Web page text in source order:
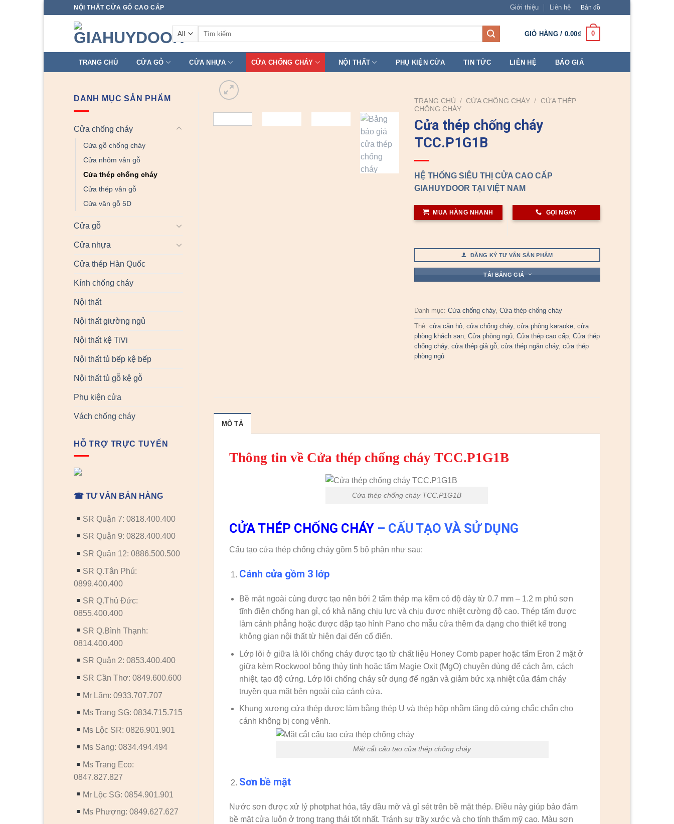
NỘI THẤT CỬA GỖ CAO CẤP Giới thiệu Liên hệ Bản đồ
Tìm
GIỎ HÀNG / 0.00₫ 0
TRANG CHỦ CỬA GỖ CỬA NHỰA CỬA CHỐNG CHÁY NỘI THẤT PHỤ KIỆN CỬA TIN TỨC LIÊN HỆ BÁO GIÁ
DANH MỤC SẢN PHẨM
Cửa chống cháy
Cửa gỗ chống cháy
Cửa nhôm vân gỗ
Cửa thép chống cháy
Cửa thép vân gỗ
Cửa vân gỗ 5D
Cửa gỗ
Cửa nhựa
Cửa thép Hàn Quốc
Kính chống cháy
Nội thất
Nội thất giường ngủ
Nội thất kệ TiVi
Nội thất tủ bếp kệ bếp
Nội thất tủ gỗ kệ gỗ
Phụ kiện cửa
Vách chống cháy
HỖ TRỢ TRỰC TUYẾN
☎ TƯ VẤN BÁN HÀNG
SR Quận 7: 0818.400.400
SR Quận 9: 0828.400.400
SR Quận 12: 0886.500.500
SR Q.Tân Phú:
0899.400.400
SR Q.Thủ Đức:
0855.400.400
SR Q.Bình Thạnh:
0814.400.400
SR Quận 2: 0853.400.400
SR Cần Thơ: 0849.600.600
Mr Lãm: 0933.707.707
Ms Trang SG: 0834.715.715
Ms Lộc SR: 0826.901.901
Ms Sang: 0834.494.494
Ms Trang Eco:
0847.827.827
Mr Lộc SG: 0854.901.901
Ms Phượng: 0849.627.627
TRANG CHỦ / CỬA CHỐNG CHÁY / CỬA THÉP
CHỐNG CHÁY
Cửa thép chống cháy
TCC.P1G1B
HỆ THỐNG SIÊU THỊ CỬA CAO CẤP
GIAHUYDOOR TẠI VIỆT NAM
MUA HÀNG NHANH GỌI NGAY
ĐĂNG KÝ TƯ VẤN SẢN PHẨM
TẢI BẢNG GIÁ
Danh mục:Cửa chống cháy,Cửa thép chống cháy
Thẻ:cửa căn hộ ,cửa chống cháy,cửa phòng karaoke ,cửa
phòng khách sạn ,Cửa phòng ngủ ,Cửa thép cao cấp ,Cửa thép
chống cháy,cửa thép giả gỗ ,cửa thép ngăn cháy,cửa thép
phòng ngủ
MÔ TẢ
Thông tin về Cửa thép chống cháy TCC.P1G1B
Cửa thép chống cháy TCC.P1G1B
CỬA THÉP CHỐNG CHÁY– CẤU TẠO VÀ SỬ DỤNG
Cấu tạo cửa thép chống cháy gồm 5 bộ phận như sau:
Cánh cửa gồm 3 lớp
Bề mặt ngoài cùng được tạo nên bởi 2 tấm thép mạ kẽm có độ dày từ 0.7 mm – 1.2 m phủ sơn
tĩnh điện chống han gỉ, có khả năng chịu lực và chịu được nhiệt cường độ cao. Thép tấm được
làm cánh phẳng hoặc được dập tạo hình Pano cho mẫu cửa thêm đa dạng cho thiết kế trong
không gian nội thất từ hiện đại đến cổ điển.
Lớp lõi ở giữa là lõi chống cháy được tạo từ chất liệu Honey Comb paper hoặc tấm Eron 2 mặt ở
giữa kèm Rockwool bông thủy tinh hoặc tấm Magie Oxit (MgO) chuyên dùng để cách âm, cách
nhiệt, tạo độ cứng. Lớp lõi chống cháy sử dụng để ngăn và giảm bức xạ nhiệt của đám cháy
truyền qua mặt bên ngoài của cánh cửa.
Khung xương cửa thép được làm bằng thép U và thép hộp nhằm tăng độ cứng chắc chắn cho
cánh không bị cong vênh.
Mặt cắt cấu tạo cửa thép chống cháy
Sơn bề mặt
Nước sơn được xử lý photphat hóa, tẩy dầu mỡ và gỉ sét trên bề mặt thép. Điều này giúp bảo đảm
bề mặt cửa luôn ở trong trạng thái tốt nhất. Tránh sự trầy xước và cho tính thẩm mỹ cao. Màu sơn